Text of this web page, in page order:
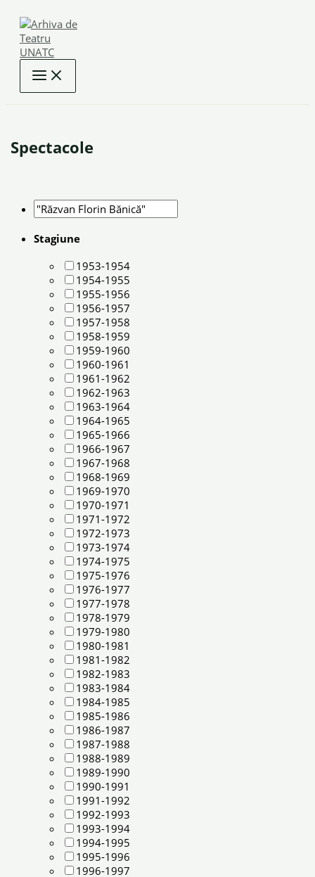
content
Spectacole
Stagiune
1953-1954
1954-1955
1955-1956
1956-1957
1957-1958
1958-1959
1959-1960
1960-1961
1961-1962
1962-1963
1963-1964
1964-1965
1965-1966
1966-1967
1967-1968
1968-1969
1969-1970
1970-1971
1971-1972
1972-1973
1973-1974
1974-1975
1975-1976
1976-1977
1977-1978
1978-1979
1979-1980
1980-1981
1981-1982
1982-1983
1983-1984
1984-1985
1985-1986
1986-1987
1987-1988
1988-1989
1989-1990
1990-1991
1991-1992
1992-1993
1993-1994
1994-1995
1995-1996
1996-1997